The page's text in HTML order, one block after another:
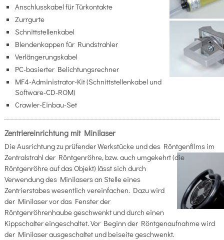
Anschlusskabel für Türkontakte
Zurrgurte
Schnittstellenkabel
Blendenkappen für Rundstrahler
Verlängerungskabel
PC-basierter Belichtungsrechner
MF4-Administrator-Kit (Schnittstellenkabel und
Software-CD-ROM)
Crawler-Einbau-Set
Zentriereinrichtung mit Minilaser
Die Ausrichtung zu prüfender Werkstücke und des Röntgenfilms im
Zentralstrahl der Röntgenröhre, bzw. auch umgekehrt (die
Röntgenröhre auf das Objekt) lässt sich durch
Verwendung des Minilasers an Stelle eines
Zentrierstabes wesentlich vereinfachen. Dazu wird
der Minilaser vor das Fenster der
Röntgenröhrenhaube geschwenkt und durch einen
Kippschalter eingeschaltet. Vor Beginn der Röntgenaufnahme wird
der Minilaser ausgeschaltet und beiseite geschwenkt.